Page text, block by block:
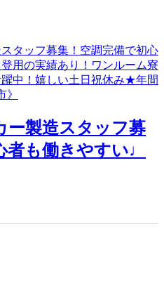
ー製造スタッフ募
者も働きやすい♩